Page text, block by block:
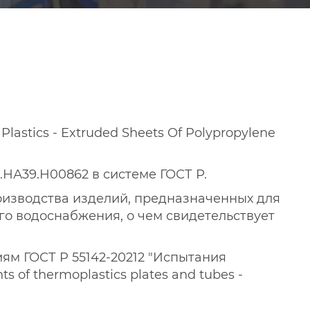
- Extruded Sheets Of Polypropylene
в системе ГОСТ Р.
изделий, предназначенных для
водоснабжения, о чем свидетельствует
ГОСТ P 55142-20212 "Испытания
of thermoplastics plates and tubes -